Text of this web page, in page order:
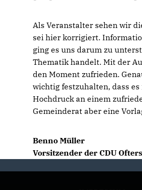
Als Veranstalter sehen wir
sei hier korrigiert.
ging es uns darum zu
Thematik handelt. Mit der
den Moment zufrieden.
wichtig festzuhalten, dass
Hochdruck an einem
Gemeinderat aber eine
Benno Müller
Vorsitzender der CDU